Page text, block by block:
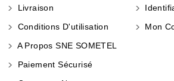
Livraison
Conditions D'utilisation
A Propos SNE SOMETEL
Paiement Sécurisé
Mon